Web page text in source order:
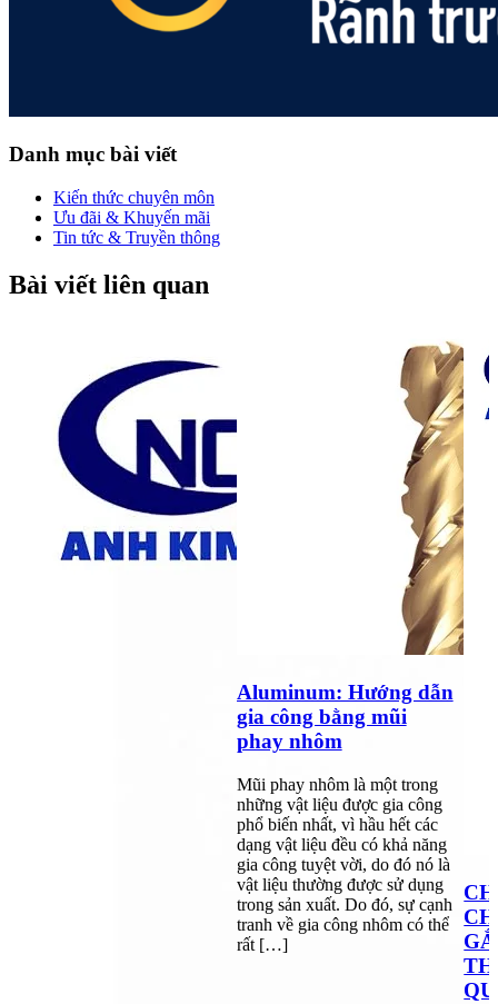
Danh mục bài viết
Kiến thức chuyên môn
Ưu đãi & Khuyến mãi
Tin tức & Truyền thông
Bài viết liên quan
Aluminum: Hướng dẫn
gia công bằng mũi
phay nhôm
Mũi phay nhôm là một trong
những vật liệu được gia công
phổ biến nhất, vì hầu hết các
dạng vật liệu đều có khả năng
gia công tuyệt vời, do đó nó là
vật liệu thường được sử dụng
trong sản xuất. Do đó, sự cạnh
tranh về gia công nhôm có thể
rất […]